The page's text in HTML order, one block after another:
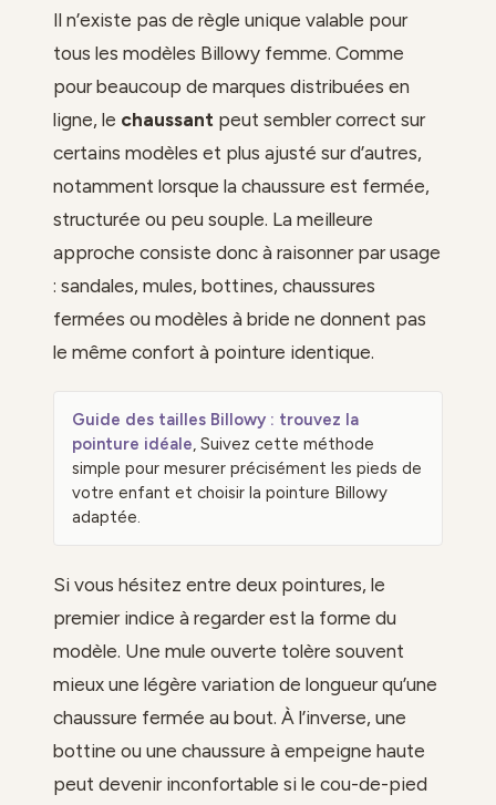
Il n’existe pas de règle unique valable pour
tous les modèles Billowy femme. Comme
pour beaucoup de marques distribuées en
ligne, le chaussant peut sembler correct sur
certains modèles et plus ajusté sur d’autres,
notamment lorsque la chaussure est fermée,
structurée ou peu souple. La meilleure
approche consiste donc à raisonner par usage
: sandales, mules, bottines, chaussures
fermées ou modèles à bride ne donnent pas
le même confort à pointure identique.
Guide des tailles Billowy : trouvez la
pointure idéale, Suivez cette méthode
simple pour mesurer précisément les pieds de
votre enfant et choisir la pointure Billowy
adaptée.
Si vous hésitez entre deux pointures, le
premier indice à regarder est la forme du
modèle. Une mule ouverte tolère souvent
mieux une légère variation de longueur qu’une
chaussure fermée au bout. À l’inverse, une
bottine ou une chaussure à empeigne haute
peut devenir inconfortable si le cou-de-pied